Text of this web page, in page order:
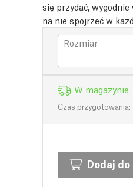
się przydać,
na nie spojrzeć w
Rozmiar
W magazynie
Czas przygotowania:
Dodaj